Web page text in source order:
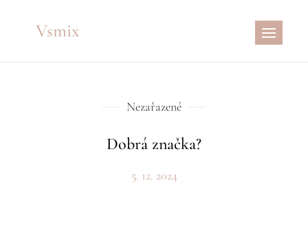
Vsmix
Nezařazené
Dobrá značka?
5. 12. 2024